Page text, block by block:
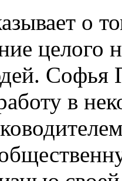
о
целого
Софья
в